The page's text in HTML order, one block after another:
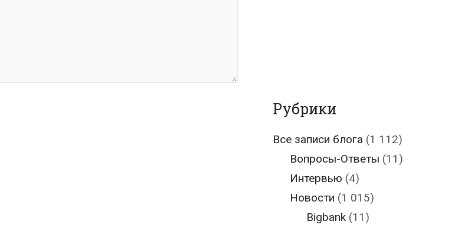
Рубрики
Все записи блога (1 112)
Вопросы-Ответы (11)
Интервью (4)
Новости (1 015)
Bigbank (11)